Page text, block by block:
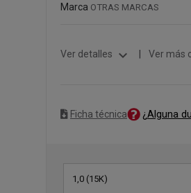
Marca OTRAS MARCAS
Ver detalles expand_more Ver más
Ficha técnica ¿Alguna
1,0 (15K)